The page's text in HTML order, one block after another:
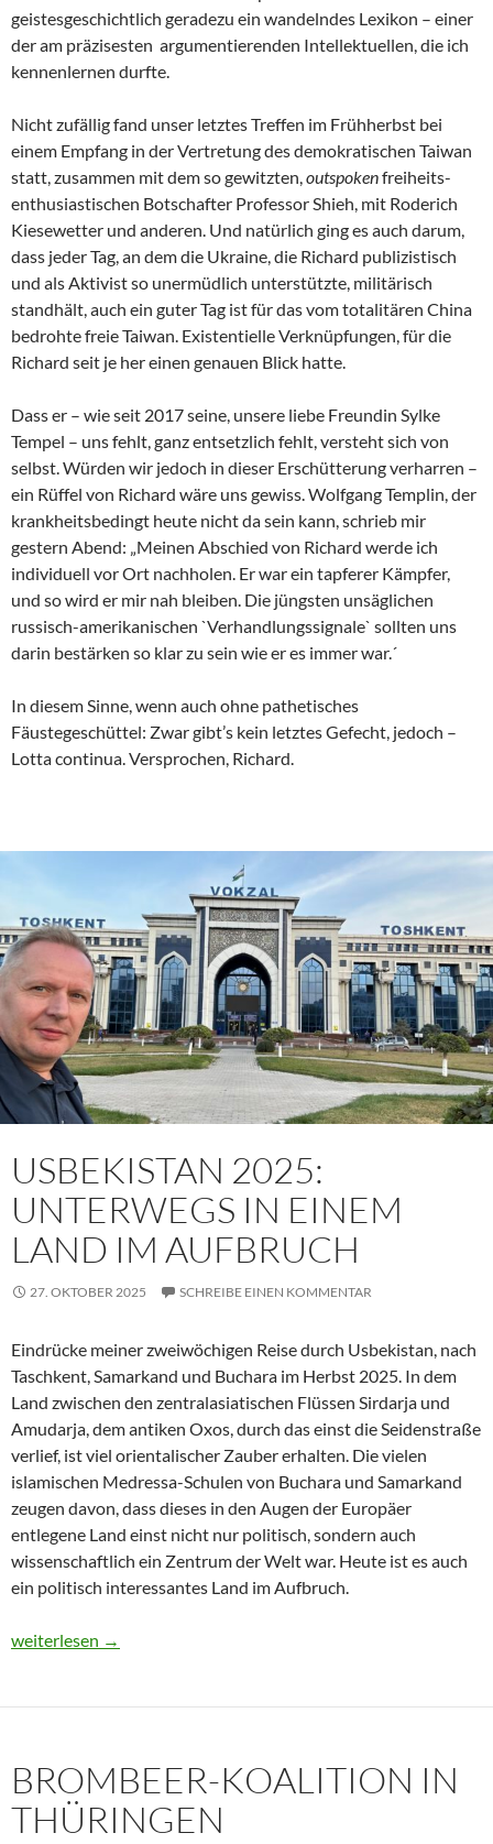
geistesgeschichtlich geradezu ein wandelndes Lexikon – einer
der am präzisesten argumentierenden Intellektuellen, die ich
kennenlernen durfte.
Nicht zufällig fand unser letztes Treffen im Frühherbst bei
einem Empfang in der Vertretung des demokratischen Taiwan
statt, zusammen mit dem so gewitzten,outspokenfreiheits-
enthusiastischen Botschafter Professor Shieh, mit Roderich
Kiesewetter und anderen. Und natürlich ging es auch darum,
dass jeder Tag, an dem die Ukraine, die Richard publizistisch
und als Aktivist so unermüdlich unterstützte, militärisch
standhält, auch ein guter Tag ist für das vom totalitären China
bedrohte freie Taiwan. Existentielle Verknüpfungen, für die
Richard seit je her einen genauen Blick hatte.
Dass er – wie seit 2017 seine, unsere liebe Freundin Sylke
Tempel – uns fehlt, ganz entsetzlich fehlt, versteht sich von
selbst. Würden wir jedoch in dieser Erschütterung verharren –
ein Rüffel von Richard wäre uns gewiss. Wolfgang Templin, der
krankheitsbedingt heute nicht da sein kann, schrieb mir
gestern Abend: „Meinen Abschied von Richard werde ich
individuell vor Ort nachholen. Er war ein tapferer Kämpfer,
und so wird er mir nah bleiben. Die jüngsten unsäglichen
russisch-amerikanischen `Verhandlungssignale` sollten uns
darin bestärken so klar zu sein wie er es immer war.´
In diesem Sinne, wenn auch ohne pathetisches
Fäustegeschüttel: Zwar gibt’s kein letztes Gefecht, jedoch –
Lotta continua. Versprochen, Richard.
USBEKISTAN 2025:
UNTERWEGS IN EINEM
LAND IM AUFBRUCH
27. OKTOBER 2025 SCHREIBE EINEN KOMMENTAR
Eindrücke meiner zweiwöchigen Reise durch Usbekistan, nach
Taschkent, Samarkand und Buchara im Herbst 2025. In dem
Land zwischen den zentralasiatischen Flüssen Sirdarja und
Amudarja, dem antiken Oxos, durch das einst die Seidenstraße
verlief, ist viel orientalischer Zauber erhalten. Die vielen
islamischen Medressa-Schulen von Buchara und Samarkand
zeugen davon, dass dieses in den Augen der Europäer
entlegene Land einst nicht nur politisch, sondern auch
wissenschaftlich ein Zentrum der Welt war. Heute ist es auch
ein politisch interessantes Land im Aufbruch.
Usbekistan 2025: Unterwegs in einem Land im Aufbruch
weiterlesen →
BROMBEER-KOALITION IN
THÜRINGEN